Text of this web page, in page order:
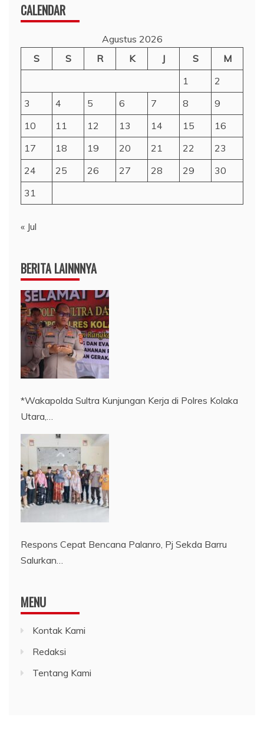
CALENDAR
Agustus 2026
S
S R K J S
M
1
2
3
4 5 6 7 8
9
10
11 12 13 14 15
16
17
18 19 20 21 22
23
24
25 26 27 28 29
30
31
« Jul
BERITA LAINNNYA
*Wakapolda Sultra Kunjungan Kerja di Polres Kolaka
Utara,…
Respons Cepat Bencana Palanro, Pj Sekda Barru
Salurkan…
MENU
Kontak Kami
Redaksi
Tentang Kami